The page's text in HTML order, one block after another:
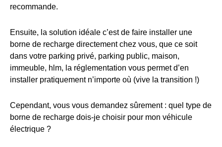
recommande.
Ensuite, la solution idéale c’est de faire installer une
borne de recharge directement chez vous, que ce soit
dans votre parking privé, parking public, maison,
immeuble, hlm, la réglementation vous permet d’en
installer pratiquement n’importe où (vive la transition !)
Cependant, vous vous demandez sûrement : quel type de
borne de recharge dois-je choisir pour mon véhicule
électrique ?